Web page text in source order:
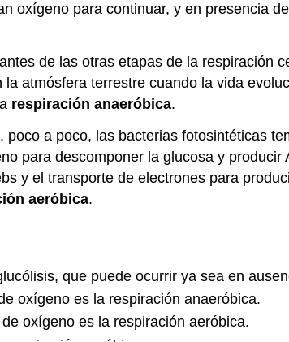
oxígeno para continuar, y en presencia
de las otras etapas de la respiración
atmósfera terrestre cuando la vida
respiración anaeróbica.
a poco, las bacterias fotosintéticas
para descomponer la glucosa y
y el transporte de electrones para
aeróbica.
que puede ocurrir ya sea en
oxígeno es la respiración anaeróbica.
oxígeno es la respiración aeróbica.